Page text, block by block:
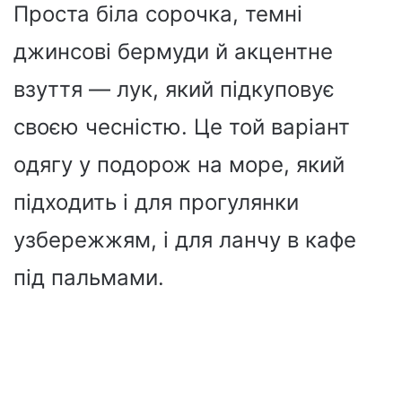
Проста біла сорочка, темні
джинсові бермуди й акцентне
взуття — лук, який підкуповує
своєю чесністю. Це той варіант
одягу у подорож на море, який
підходить і для прогулянки
узбережжям, і для ланчу в кафе
під пальмами.